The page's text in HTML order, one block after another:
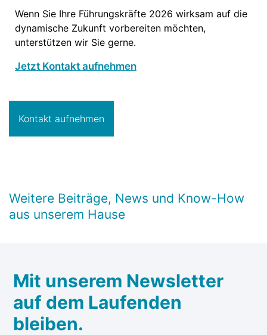
Wenn Sie Ihre Führungskräfte 2026 wirksam auf die
dynamische Zukunft vorbereiten möchten,
unterstützen wir Sie gerne.
Jetzt Kontakt aufnehmen
Kontakt aufnehmen
Weitere Beiträge, News und Know-How
aus unserem Hause
Mit unserem Newsletter
auf dem Laufenden
bleiben.